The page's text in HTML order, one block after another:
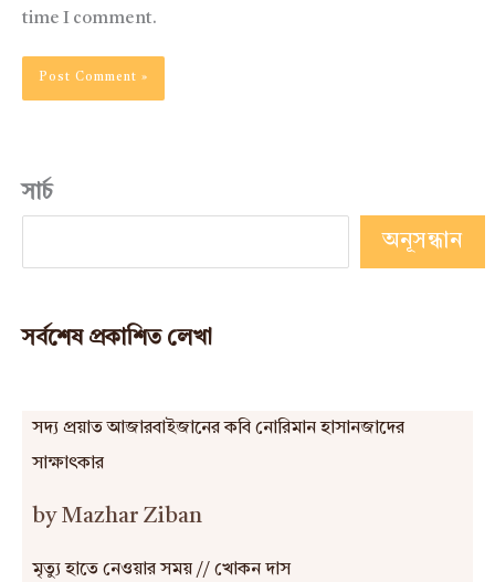
time I comment.
সার্চ
অনূসন্ধান
সর্বশেষ প্রকাশিত লেখা
সদ্য প্রয়াত আজারবাইজানের কবি নোরিমান হাসানজাদের
সাক্ষাৎকার
by Mazhar Ziban
মৃত্যু হাতে নেওয়ার সময় // খোকন দাস